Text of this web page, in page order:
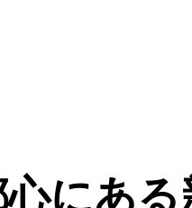
にあ